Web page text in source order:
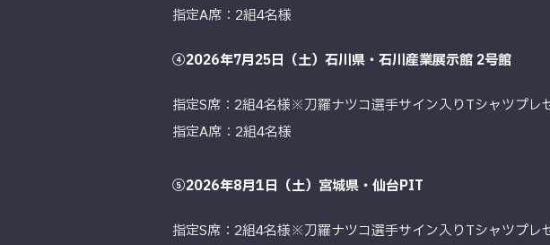
指定A席：2組4名様
④2026年7月25日（土）石川県・石川産業展示館 2号館
指定S席：2組4名様※刀羅ナツコ選手サイン入りTシャツプレ
指定A席：2組4名様
⑤2026年8月1日（土）宮城県・仙台PIT
指定S席：2組4名様※刀羅ナツコ選手サイン入りTシャツプレ